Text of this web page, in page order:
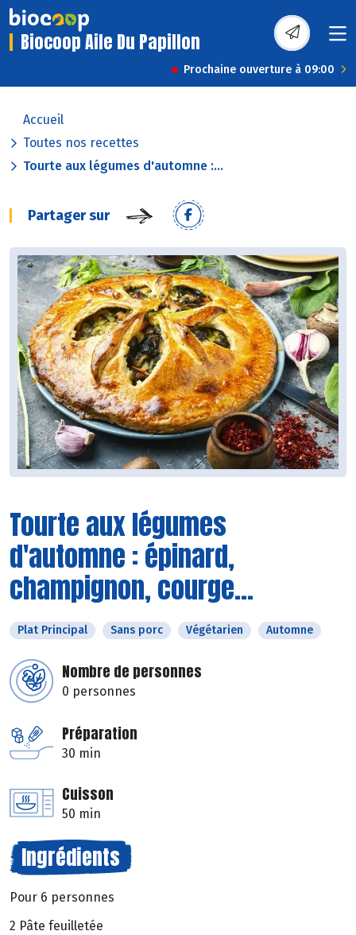
Biocoop Aile Du Papillon
Prochaine ouverture à 09:00
Accueil
Toutes nos recettes
Tourte aux légumes d'automne :...
Partager sur
Tourte aux légumes
d'automne : épinard,
champignon, courge...
Plat Principal Sans porc Végétarien Automne
Nombre de personnes
0 personnes
Préparation
30 min
Cuisson
50 min
Ingrédients
Pour 6 personnes
2 Pâte feuilletée